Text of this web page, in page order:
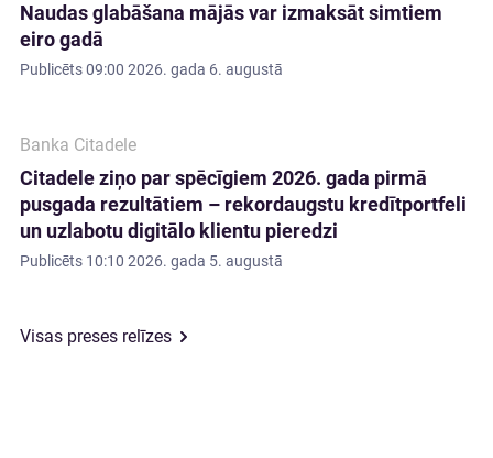
Naudas glabāšana mājās var izmaksāt simtiem
eiro gadā
Publicēts09:00 2026. gada 6. augustā
Banka Citadele
Citadele ziņo par spēcīgiem 2026. gada pirmā
pusgada rezultātiem – rekordaugstu kredītportfeli
un uzlabotu digitālo klientu pieredzi
Publicēts 10:10 2026. gada 5. augustā
Visas preses relīzes